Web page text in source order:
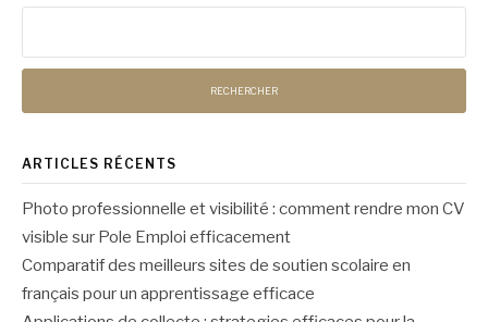
ARTICLES RÉCENTS
Photo professionnelle et visibilité : comment rendre mon CV
visible sur Pole Emploi efficacement
Comparatif des meilleurs sites de soutien scolaire en
français pour un apprentissage efficace